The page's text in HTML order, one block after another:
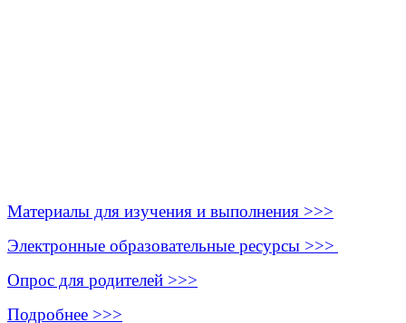
Материалы для изучения и выполнения >>>
Электронные образовательные ресурсы >>>
Опрос для родителей >>>
Подробнее >>>